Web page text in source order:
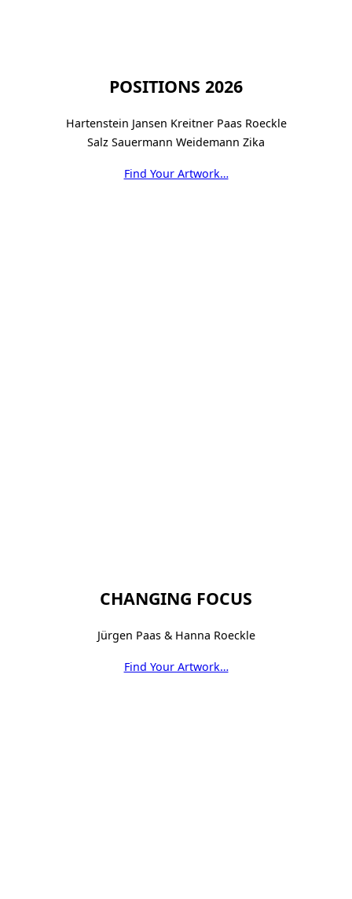
POSITIONS 2026
Hartenstein Jansen Kreitner Paas Roeckle
Salz Sauermann Weidemann Zika
Find Your Artwork…
CHANGING FOCUS
Jürgen Paas & Hanna Roeckle
Find Your Artwork…